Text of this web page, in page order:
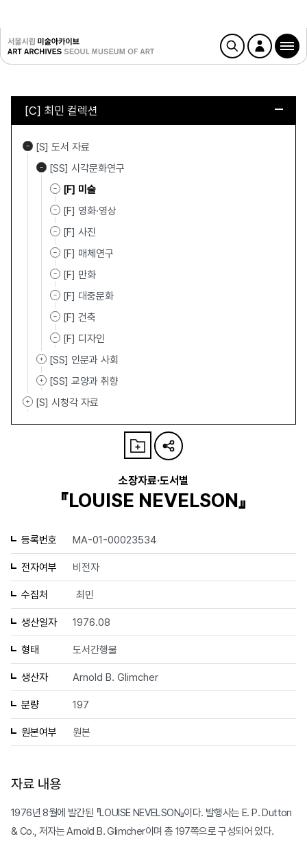
[C] 최민 컬렉션
[S] 도서 자료
[SS] 시각문화연구
[F] 미술
[F] 영화·영상
[F] 사진
[F] 매체연구
[F] 만화
[F] 대중문화
[F] 건축
[F] 디자인
[SS] 인문과 사회
[SS] 교양과 취향
[S] 시청각 자료
소장자료·도서별
『LOUISE NEVELSON』
등록번호 MA-01-00023534
전자여부 비전자
수집처 최민
생산일자 1976.08
형태 도서간행물
생산자 Arnold B. Glimcher
분량 197
원본여부 원본
자료 내용
1976년 8월에 발간된 『LOUISE NEVELSON』이다. 발행사는 E. P. Dutton
& Co., 저자는 Arnold B. Glimcher이며 총 197쪽으로 구성되어 있다.